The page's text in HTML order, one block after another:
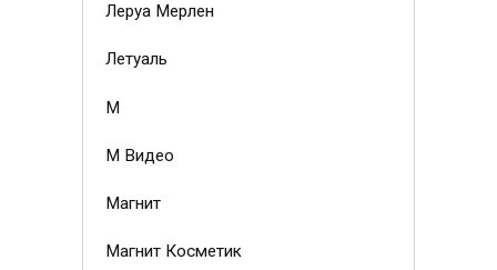
Леруа Мерлен
Летуаль
М
М Видео
Магнит
Магнит Косметик